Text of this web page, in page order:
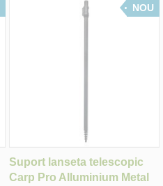
NOU
Suport lanseta telescopic
Carp Pro Alluminium Metal